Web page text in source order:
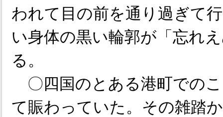
われて目の前を通り過ぎて
い身体の黒い輪郭が「忘れ
る。
〇四国のとある港町での
て賑わっていた。その雑踏